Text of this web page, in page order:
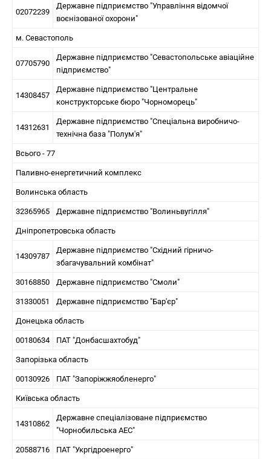
02072239
Державне підприємство "Управління відомчої
воєнізованої охорони"
м. Севастополь
07705790
Державне підприємство "Севастопольське авіаційне
підприємство"
14308457
Державне підприємство "Центральне
конструкторське бюро "Чорноморець"
14312631
Державне підприємство "Спеціальна виробничо-
технічна база "Полум'я"
Всього - 77
Паливно-енергетичний комплекс
Волинська область
32365965 Державне підприємство "Волиньвугілля"
Дніпропетровська область
14309787
Державне підприємство "Східний гірничо-
збагачувальний комбінат"
30168850 Державне підприємство "Смоли"
31330051 Державне підприємство "Бар'єр"
Донецька область
00180634 ПАТ "Донбасшахтобуд"
Запорізька область
00130926 ПАТ "Запоріжжяобленерго"
Київська область
14310862
Державне спеціалізоване підприємство
"Чорнобильська АЕС"
20588716 ПАТ "Укргідроенерго"